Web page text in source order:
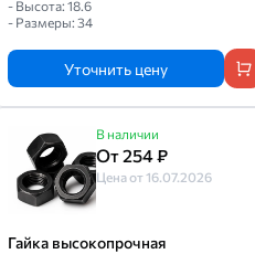
- Высота: 18.6
- Размеры: 34
Уточнить цену
В наличии
От 254 ₽
Цена от 16.07.2026
Гайка высокопрочная